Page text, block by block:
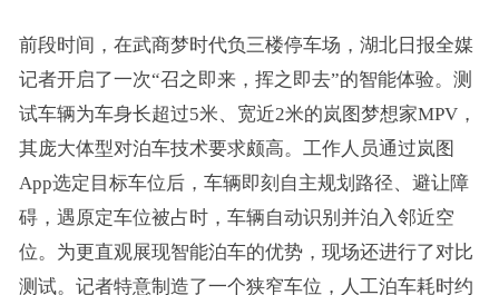
前段时间，在武商梦时代负三楼停车场，湖北日报全媒
记者开启了一次“召之即来，挥之即去”的智能体验。测
试车辆为车身长超过5米、宽近2米的岚图梦想家MPV，
其庞大体型对泊车技术要求颇高。工作人员通过岚图
App选定目标车位后，车辆即刻自主规划路径、避让障
碍，遇原定车位被占时，车辆自动识别并泊入邻近空
位。为更直观展现智能泊车的优势，现场还进行了对比
测试。记者特意制造了一个狭窄车位，人工泊车耗时约